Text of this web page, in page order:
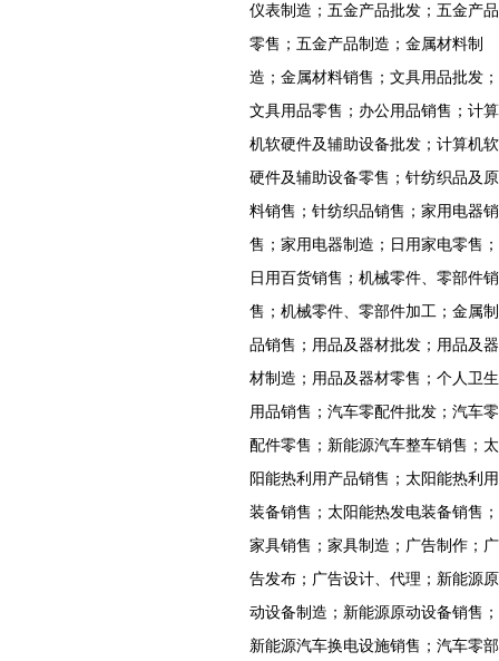
仪表制造；五金产品批发；五金产品
零售；五金产品制造；金属材料制
造；金属材料销售；文具用品批发；
文具用品零售；办公用品销售；计算
机软硬件及辅助设备批发；计算机软
硬件及辅助设备零售；针纺织品及原
料销售；针纺织品销售；家用电器销
售；家用电器制造；日用家电零售；
日用百货销售；机械零件、零部件销
售；机械零件、零部件加工；金属制
品销售；用品及器材批发；用品及器
材制造；用品及器材零售；个人卫生
用品销售；汽车零配件批发；汽车零
配件零售；新能源汽车整车销售；太
阳能热利用产品销售；太阳能热利用
装备销售；太阳能热发电装备销售；
家具销售；家具制造；广告制作；广
告发布；广告设计、代理；新能源原
动设备制造；新能源原动设备销售；
新能源汽车换电设施销售；汽车零部